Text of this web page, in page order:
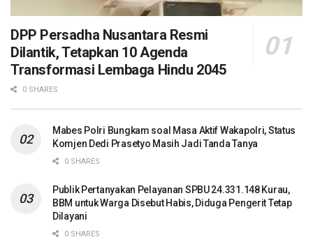
DPP Persadha Nusantara Resmi
Dilantik, Tetapkan 10 Agenda
Transformasi Lembaga Hindu 2045
0 SHARES
Mabes Polri Bungkam soal Masa Aktif Wakapolri, Status
Komjen Dedi Prasetyo Masih Jadi Tanda Tanya
0 SHARES
Publik Pertanyakan Pelayanan SPBU 24.331.148 Kurau,
BBM untuk Warga Disebut Habis, Diduga Pengerit Tetap
Dilayani
0 SHARES